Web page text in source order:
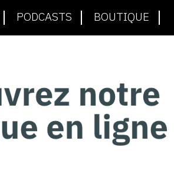
PODCASTS BOUTIQUE